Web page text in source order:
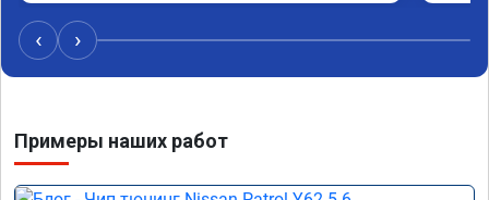
‹ ›
Примеры наших работ